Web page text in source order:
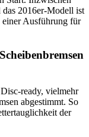
2016er-Modell ist
einer Ausführung für
ready, vielmehr
abgestimmt. So
der